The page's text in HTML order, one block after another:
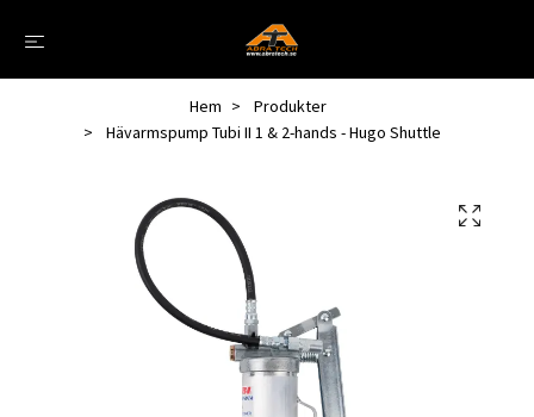
Hem
Produkter
Hävarmspump Tubi II 1 & 2-hands - Hugo Shuttle